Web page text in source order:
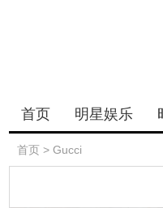
首页 明星娱乐
首页 > Gucci